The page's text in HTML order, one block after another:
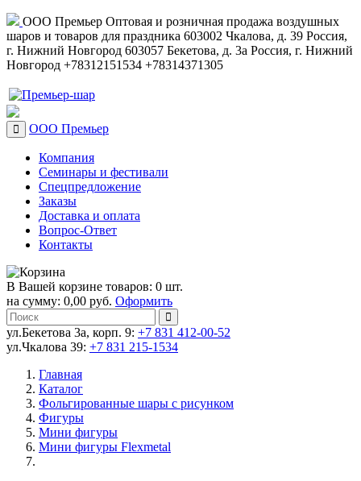
ООО Премьер Оптовая и розничная продажа воздушных
шаров и товаров для праздника 603002 Чкалова, д. 39 Россия,
г. Нижний Новгород 603057 Бекетова, д. 3а Россия, г. Нижний
Новгород +78312151534 +78314371305
ООО Премьер
Компания
Семинары и фестивали
Спецпредложение
Заказы
Доставка и оплата
Вопрос-Ответ
Контакты
В Вашей корзине товаров: 0 шт.
на сумму: 0,00 руб. Оформить
ул.Бекетова 3а, корп. 9: +7 831 412-00-52
ул.Чкалова 39: +7 831 215-1534
Главная
Каталог
Фольгированные шары с рисунком
Фигуры
Мини фигуры
Мини фигуры Flexmetal